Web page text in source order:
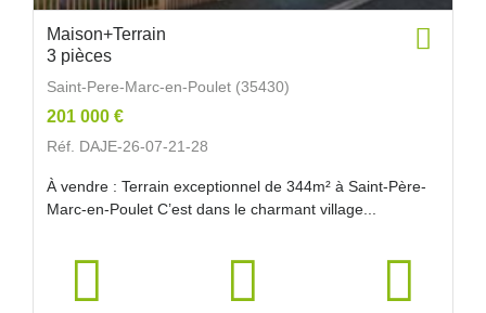
Maison+Terrain
3 pièces
Saint-Pere-Marc-en-Poulet (35430)
201 000 €
Réf. DAJE-26-07-21-28
À vendre : Terrain exceptionnel de 344m² à Saint-Père-
Marc-en-Poulet C’est dans le charmant village...